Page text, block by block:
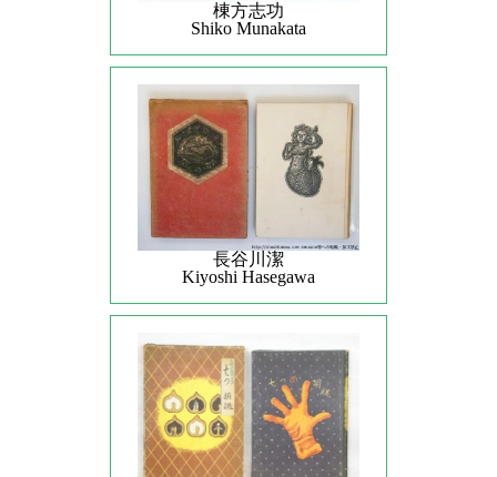
棟方志功
Shiko Munakata
長谷川潔
Kiyoshi Hasegawa